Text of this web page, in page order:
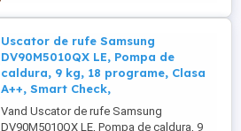
Uscator de rufe Samsung
DV90M5010QX LE, Pompa de
caldura, 9 kg, 18 programe, Clasa
A++, Smart Check,
Vand Uscator de rufe Samsung
DV90M5010QX LE, Pompa de caldura, 9